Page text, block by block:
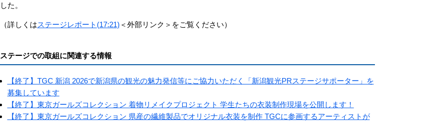
した。
（詳しくはステージレポート(17:21) ＜外部リンク＞ をご覧ください）
ステージでの取組に関連する情報
【終了】TGC 新潟 2026で新潟県の観光の魅力発信等にご協力いただく「新潟観光PRステージサポーター」を
募集しています
【終了】東京ガールズコレクション 着物リメイクプロジェクト 学生たちの衣装制作現場を公開します！
【終了】東京ガールズコレクション 県産の繊維製品でオリジナル衣装を制作 TGCに参画するアーティストが